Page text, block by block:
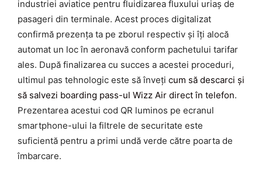
industriei aviatice pentru fluidizarea fluxului uriaș de
pasageri din terminale. Acest proces digitalizat
confirmă prezența ta pe zborul respectiv și îți alocă
automat un loc în aeronavă conform pachetului tarifar
ales. După finalizarea cu succes a acestei proceduri,
ultimul pas tehnologic este să înveți cum să descarci și
să salvezi boarding pass-ul Wizz Air direct în telefon.
Prezentarea acestui cod QR luminos pe ecranul
smartphone-ului la filtrele de securitate este
suficientă pentru a primi undă verde către poarta de
îmbarcare.